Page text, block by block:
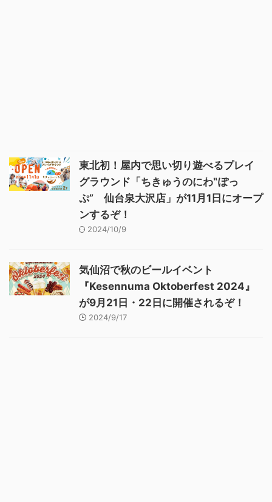
東北初！屋内で思い切り遊べるプレイ
グラウンド「ちきゅうのにわ‟ぽっ
ぷ” 仙台泉大沢店」が11月1日にオープ
ンするぞ！
2024/10/9
気仙沼で秋のビールイベント
『Kesennuma Oktoberfest 2024』
が9月21日・22日に開催されるぞ！
2024/9/17